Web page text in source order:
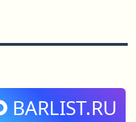
BARLIST.RU